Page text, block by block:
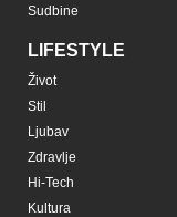
Sudbine
LIFESTYLE
Život
Stil
Ljubav
Zdravlje
Hi-Tech
Kultura